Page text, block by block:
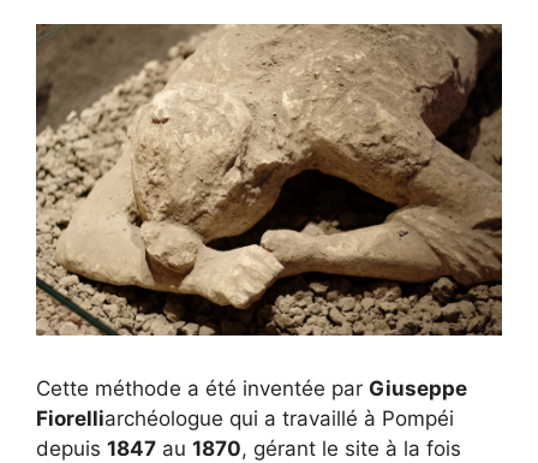
Cette méthode a été inventée par Giuseppe
Fiorelliarchéologue qui a travaillé à Pompéi
depuis 1847 au 1870, gérant le site à la fois